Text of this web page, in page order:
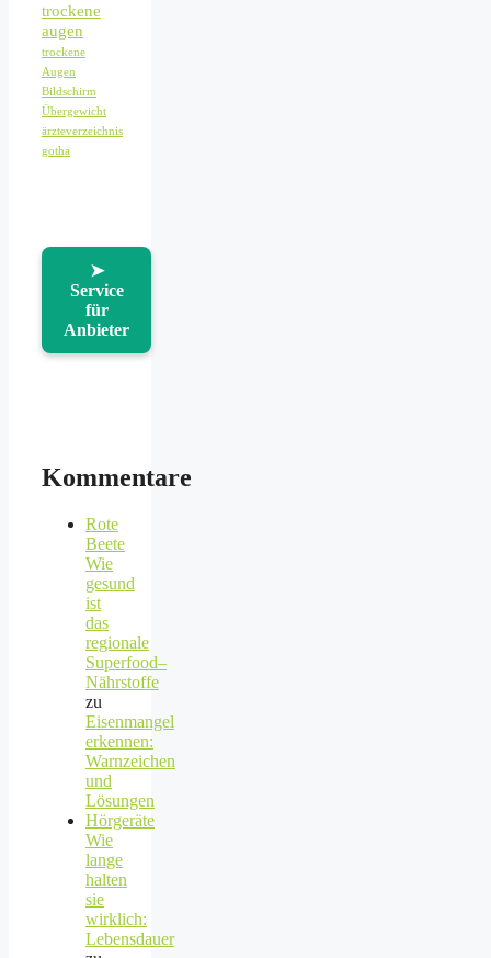
trockene
augen
trockene
Augen
Bildschirm
Übergewicht
ärzteverzeichnis
gotha
➤
Service
für
Anbieter
Kommentare
Rote
Beete
Wie
gesund
ist
das
regionale
Superfood–
Nährstoffe
zu
Eisenmangel
erkennen:
Warnzeichen
und
Lösungen
Hörgeräte
Wie
lange
halten
sie
wirklich:
Lebensdauer